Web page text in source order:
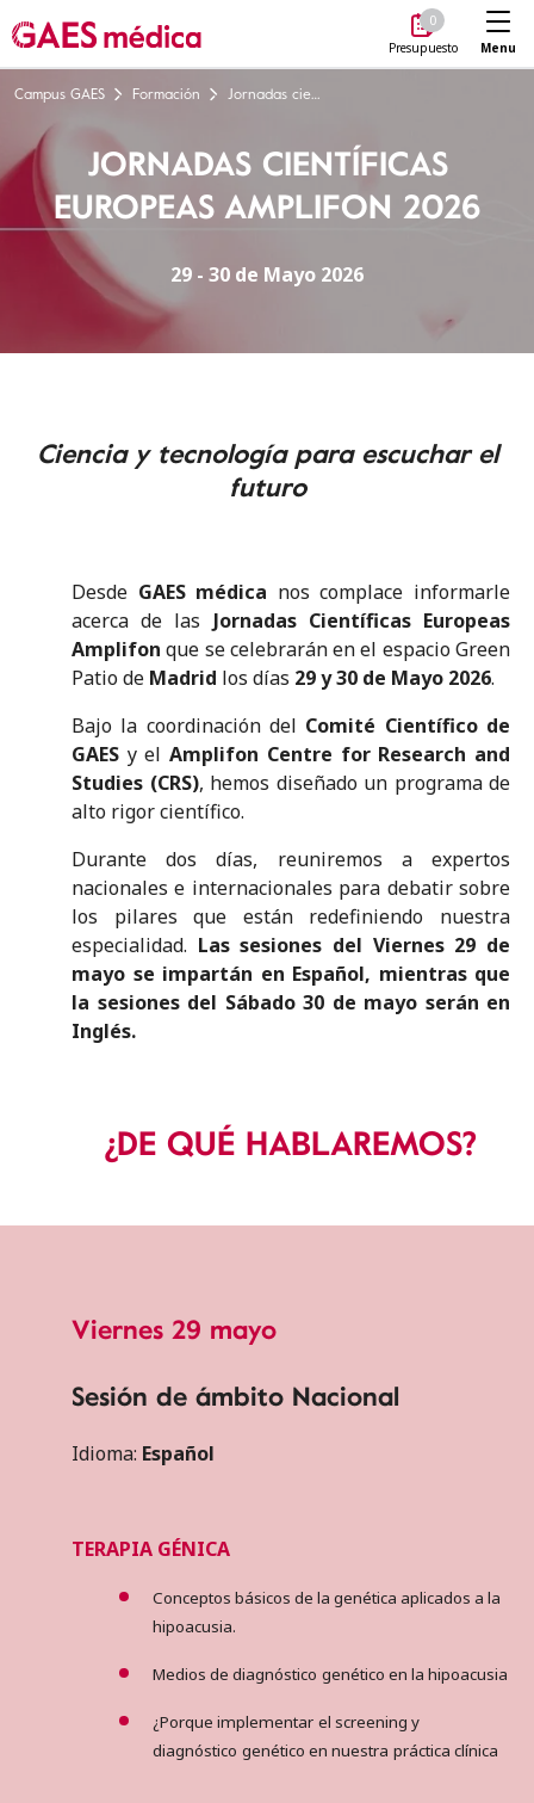
0
Presupuesto Menu
Campus GAES Formación Jornadas científicas europeas Amplifon 2026
JORNADAS CIENTÍFICAS
EUROPEAS AMPLIFON 2026
29 - 30 de Mayo 2026
Ciencia y tecnología para escuchar el
futuro
Desde GAES médica nos complace informarle
acerca de las Jornadas Científicas Europeas
Amplifon que se celebrarán en el espacio Green
Patio de Madrid los días 29 y 30 de Mayo 2026.
Bajo la coordinación del Comité Científico de
GAES y elAmplifon Centre for Research and
Studies (CRS), hemos diseñado un programa de
alto rigor científico.
Durante dos días, reuniremos a expertos
nacionales e internacionales para debatir sobre
los pilares que están redefiniendo nuestra
especialidad. Las sesiones del Viernes 29 de
mayo se impartán en Español, mientras que
la sesiones del Sábado 30 de mayo serán en
Inglés.
¿DE QUÉ HABLAREMOS?
Viernes 29 mayo
Sesión de ámbito Nacional
Idioma: Español
TERAPIA GÉNICA
Conceptos básicos de la genética aplicados a la
hipoacusia.
Medios de diagnóstico genético en la hipoacusia
¿Porque implementar el screening y
diagnóstico genético en nuestra práctica clínica